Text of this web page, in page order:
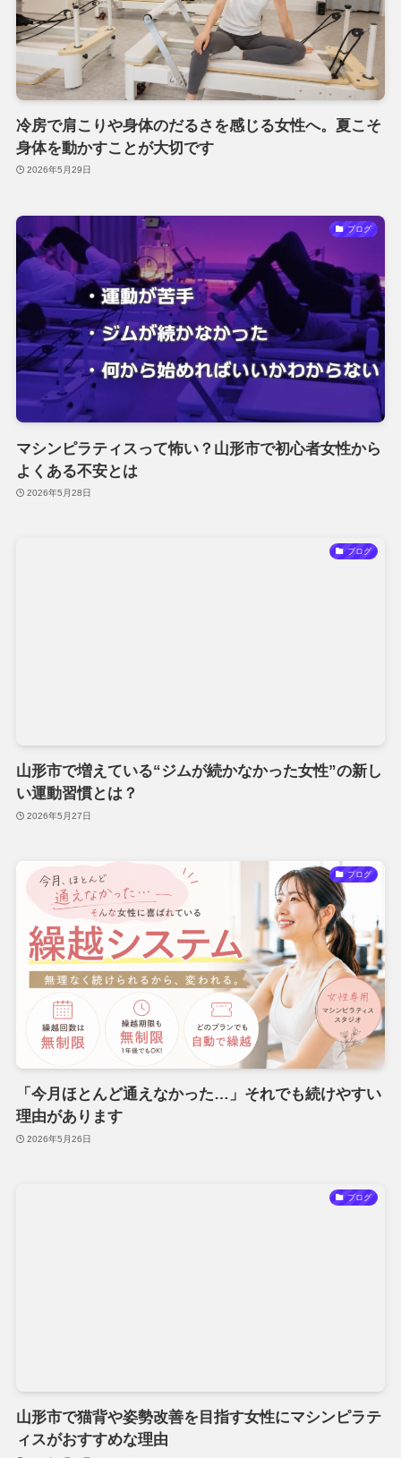
冷房で肩こりや身体のだるさを感じる女性へ。夏こそ
身体を動かすことが大切です
2026年5月29日
ブログ
マシンピラティスって怖い？山形市で初心者女性から
よくある不安とは
2026年5月28日
ブログ
山形市で増えている“ジムが続かなかった女性”の新し
い運動習慣とは？
2026年5月27日
ブログ
「今月ほとんど通えなかった…」それでも続けやすい
理由があります
2026年5月26日
ブログ
山形市で猫背や姿勢改善を目指す女性にマシンピラテ
ィスがおすすめな理由